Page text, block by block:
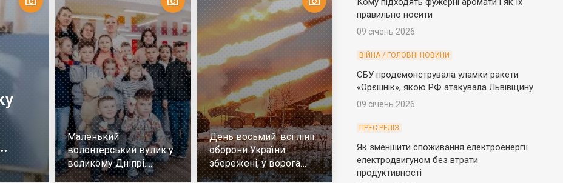
Маленький
волонтерський вулик у
великому Дніпрі.
Репортаж
День восьмий: всі лінії
оборони України
збережені, у ворога
немає успіху
правильно носити
09 січень 2026
ВІЙНА / ГОЛОВНІ НОВИНИ
СБУ продемонструвала уламки ракети
«Орєшнік», якою РФ атакувала Львівщину
09 січень 2026
ПРЕС-РЕЛІЗ
Як зменшити споживання електроенергії
електродвигуном без втрати
продуктивності